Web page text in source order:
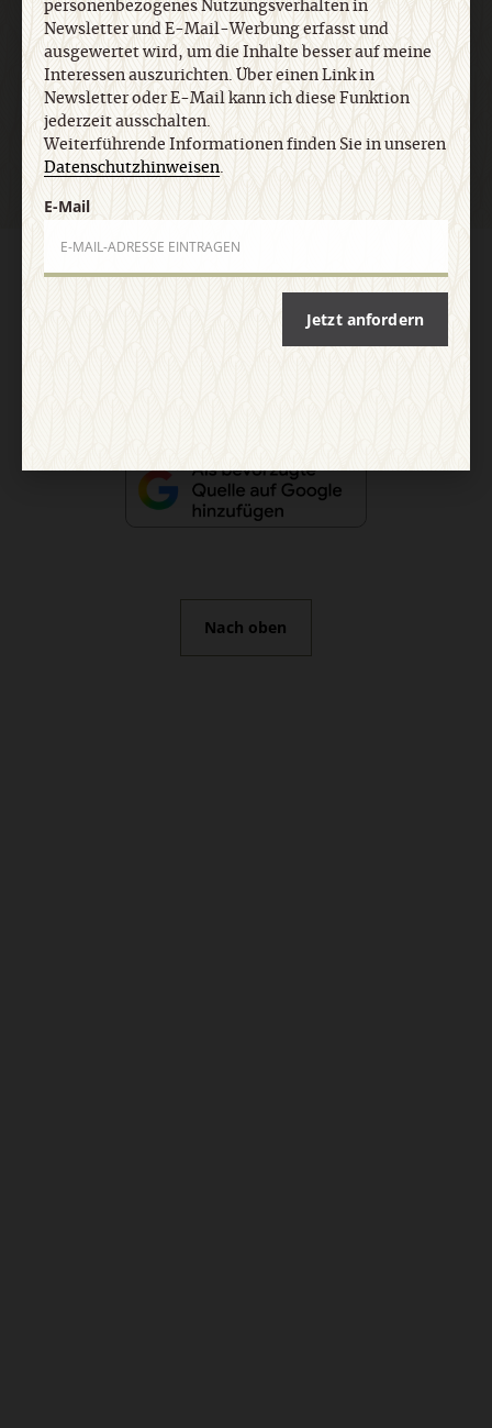
Jetzt anmelden
AGB und Widerrufsbelehrung Datenschutz
Barrierefreiheit
Nach oben
personenbezogenes Nutzungsverhalten in
Newsletter und E-Mail-Werbung erfasst und
ausgewertet wird, um die Inhalte besser auf meine
Interessen auszurichten. Über einen Link in
Newsletter oder E-Mail kann ich diese Funktion
jederzeit ausschalten.
Weiterführende Informationen finden Sie in unseren
Datenschutzhinweisen.
E-Mail
Jetzt anfordern